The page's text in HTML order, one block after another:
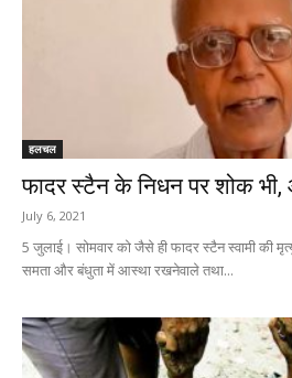
हलचल
फादर स्टैन के निधन पर शोक
July 6, 2021
5 जुलाई। सोमवार को जैसे ही फादर स्टैन स्वामी की
समता और बंधुता में आस्था रखनेवाले तथा...